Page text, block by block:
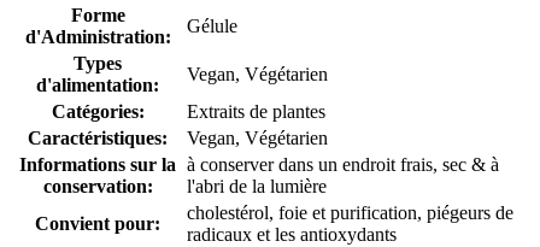
Forme
d'Administration:
Gélule
Types
d'alimentation:
Vegan, Végétarien
Catégories:
Extraits de plantes
Caractéristiques:
Vegan, Végétarien
Informations sur la
conservation:
à conserver dans un endroit frais, sec & à
l'abri de la lumière
Convient pour:
cholestérol, foie et purification, piégeurs de
radicaux et les antioxydants